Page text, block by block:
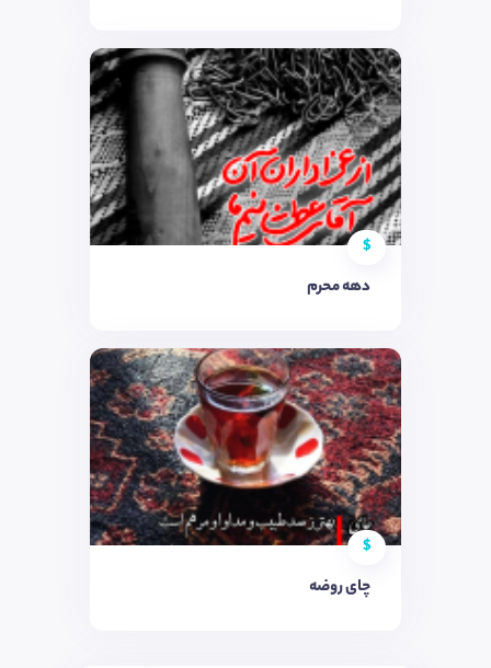
$
دهه محرم
$
چای روضه